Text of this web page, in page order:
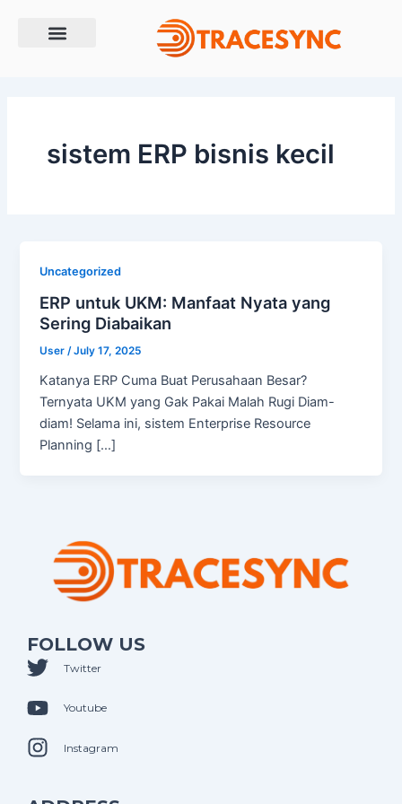
sistem ERP bisnis kecil
Uncategorized
ERP untuk UKM: Manfaat Nyata yang
Sering Diabaikan
User/July 17, 2025
Katanya ERP Cuma Buat Perusahaan Besar?
Ternyata UKM yang Gak Pakai Malah Rugi Diam-
diam! Selama ini, sistem Enterprise Resource
Planning […]
FOLLOW US
Twitter
Youtube
Instagram